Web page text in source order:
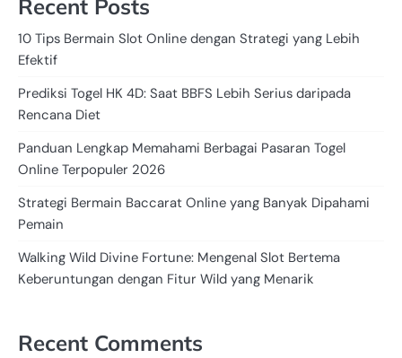
Recent Posts
10 Tips Bermain Slot Online dengan Strategi yang Lebih
Efektif
Prediksi Togel HK 4D: Saat BBFS Lebih Serius daripada
Rencana Diet
Panduan Lengkap Memahami Berbagai Pasaran Togel
Online Terpopuler 2026
Strategi Bermain Baccarat Online yang Banyak Dipahami
Pemain
Walking Wild Divine Fortune: Mengenal Slot Bertema
Keberuntungan dengan Fitur Wild yang Menarik
Recent Comments